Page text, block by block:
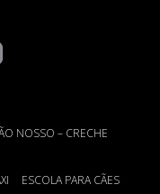
NOSSO – CRECHE
ESCOLA PARA CÃES